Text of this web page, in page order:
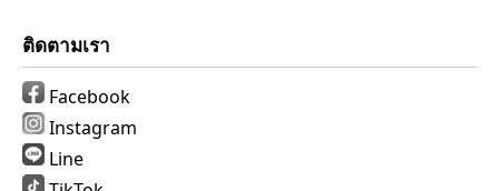
ติดตามเรา
Facebook
Instagram
Line